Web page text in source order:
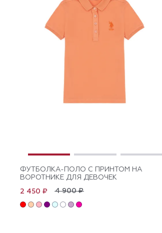
ФУТБОЛКА-ПОЛО С ПРИНТОМ НА
ВОРОТНИКЕ ДЛЯ ДЕВОЧЕК
4 900 ₽
2 450 ₽